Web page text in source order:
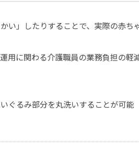
い」したりすることで、実際の赤ち
用に関わる介護職員の業務負担の軽
ぐるみ部分を丸洗いすることが可能